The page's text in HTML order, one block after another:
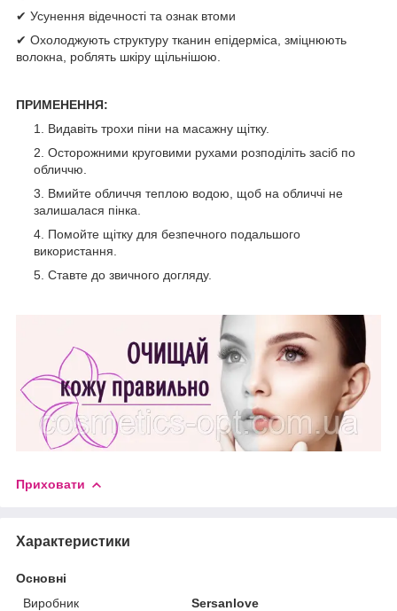
✔ Усунення відечності та ознак втоми
✔ Охолоджують структуру тканин епідерміса, зміцнюють
волокна, роблять шкіру щільнішою.
ПРИМЕНЕННЯ:
Видавіть трохи піни на масажну щітку.
Осторожними круговими рухами розподіліть засіб по
обличчю.
Вмийте обличчя теплою водою, щоб на обличчі не
залишалася пінка.
Помойте щітку для безпечного подальшого
використання.
Ставте до звичного догляду.
Приховати
Характеристики
Основні
Виробник
Sersanlove